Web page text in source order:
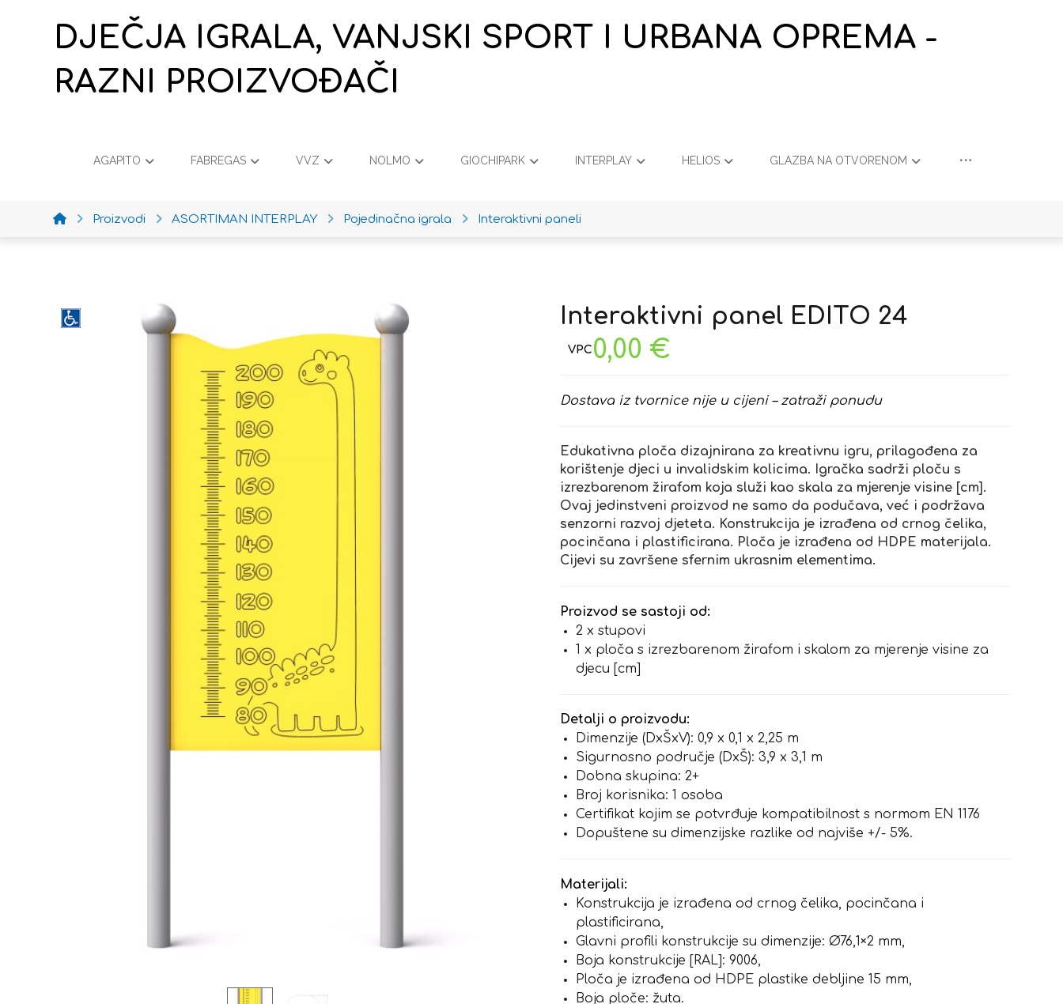
DJEČJA IGRALA, VANJSKI SPORT I URBANA OPREMA -
RAZNI PROIZVOĐAČI
AGAPITO FABREGAS VVZ NOLMO GIOCHIPARK INTERPLAY HELIOS GLAZBA NA OTVORENOM
Proizvodi ASORTIMAN INTERPLAY Pojedinačna igrala Interaktivni paneli
Interaktivni panel EDITO 24
0,00€
Dostava iz tvornice nije u cijeni – zatraži ponudu
Edukativna ploča dizajnirana za kreativnu igru, prilagođena za
korištenje djeci u invalidskim kolicima. Igračka sadrži ploču s
izrezbarenom žirafom koja služi kao skala za mjerenje visine [cm].
Ovaj jedinstveni proizvod ne samo da podučava, već i podržava
senzorni razvoj djeteta. Konstrukcija je izrađena od crnog čelika,
pocinčana i plastificirana. Ploča je izrađena od HDPE materijala.
Cijevi su završene sfernim ukrasnim elementima.
Proizvod se sastoji od:
2 x stupovi
1 x ploča s izrezbarenom žirafom i skalom za mjerenje visine za
djecu [cm]
Detalji o proizvodu:
Dimenzije (DxŠxV): 0,9 x 0,1 x 2,25 m
Sigurnosno područje (DxŠ): 3,9 x 3,1 m
Dobna skupina: 2+
Broj korisnika: 1 osoba
Certifikat kojim se potvrđuje kompatibilnost s normom EN 1176
Dopuštene su dimenzijske razlike od najviše +/- 5%.
Materijali:
Konstrukcija je izrađena od crnog čelika, pocinčana i
plastificirana,
Glavni profili konstrukcije su dimenzije: Ø76,1×2 mm,
Boja konstrukcije [RAL]: 9006,
Ploča je izrađena od HDPE plastike debljine 15 mm,
Boja ploče: žuta.